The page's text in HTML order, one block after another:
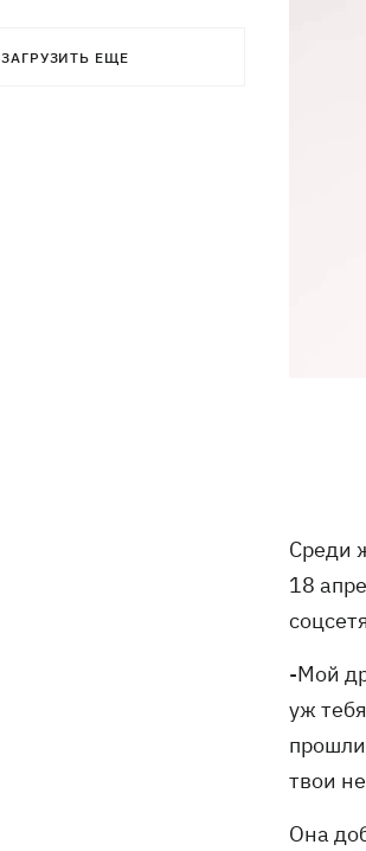
ЗАГРУЗИТЬ ЕЩЕ
Среди
18
-Мой
уж
твои
Она